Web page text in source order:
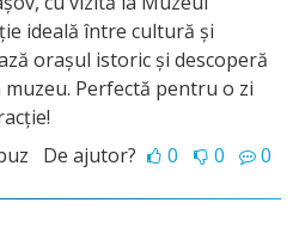
ideală între cultură și
orașul istoric și descoperă
Perfectă pentru o zi
De ajutor? 0 0 0